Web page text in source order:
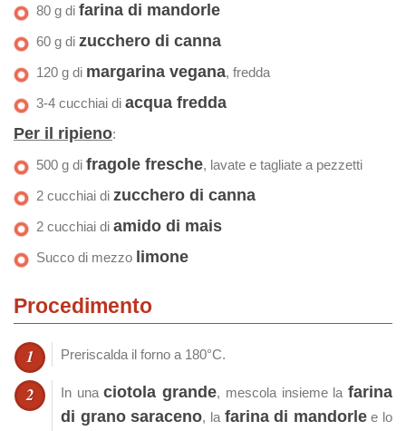
80 g di farina di mandorle
60 g di zucchero di canna
120 g di margarina vegana, fredda
3-4 cucchiai di acqua fredda
Per il ripieno:
500 g di fragole fresche, lavate e tagliate a pezzetti
2 cucchiai di zucchero di canna
2 cucchiai di amido di mais
Succo di mezzo limone
Procedimento
Preriscalda il forno a 180°C.
In unaciotola grande, mescola insieme lafarina
di grano saraceno, la farina di mandorlee lo